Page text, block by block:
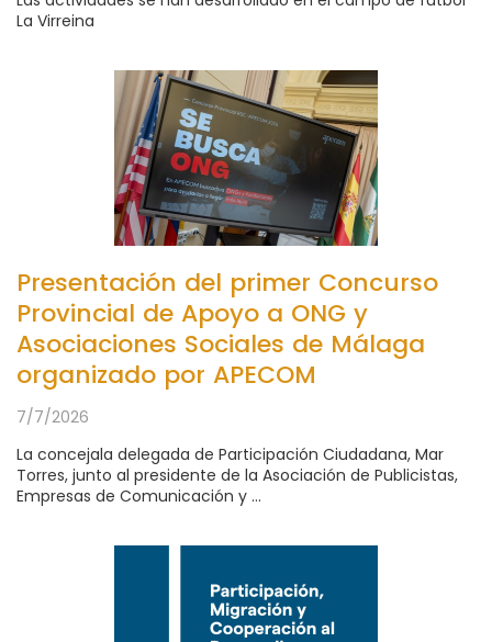
La Virreina
Presentación del primer Concurso
Provincial de Apoyo a ONG y
Asociaciones Sociales de Málaga
organizado por APECOM
7/7/2026
La concejala delegada de Participación Ciudadana, Mar
Torres, junto al presidente de la Asociación de Publicistas,
Empresas de Comunicación y ...